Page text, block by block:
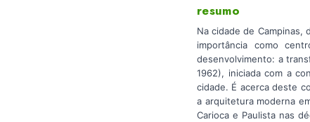
resumo
Na cidade de Campinas,
importância como
desenvolvimento: a
1962), iniciada com a
cidade. É acerca deste
a arquitetura moderna
Carioca e Paulista nas